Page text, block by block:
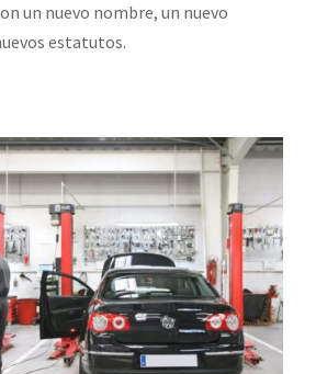
un nuevo nombre, un nuevo
estatutos.